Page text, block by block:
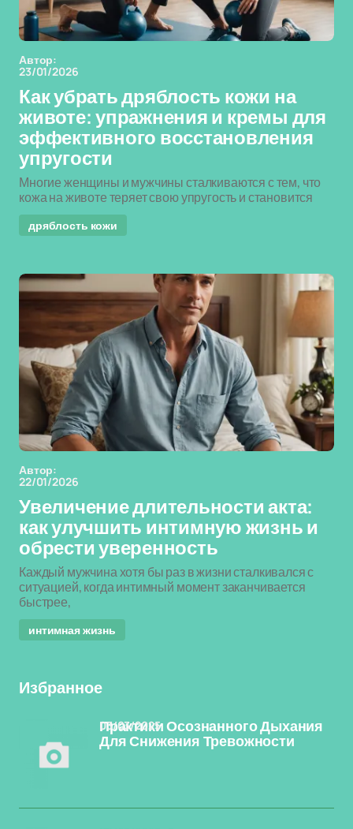
Автор:
23/01/2026
Как убрать дряблость кожи на
животе: упражнения и кремы для
эффективного восстановления
упругости
Многие женщины и мужчины сталкиваются с тем, что
кожа на животе теряет свою упругость и становится
дряблость кожи
Автор:
22/01/2026
Увеличение длительности акта:
как улучшить интимную жизнь и
обрести уверенность
Каждый мужчина хотя бы раз в жизни сталкивался с
ситуацией, когда интимный момент заканчивается
быстрее,
интимная жизнь
Избранное
Практики Осознанного Дыхания
Для Снижения Тревожности
03/03/2025